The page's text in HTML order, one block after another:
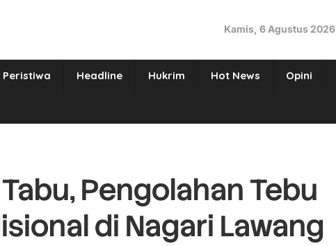
Kamis, 6 Agustus 2026
Peristiwa Headline Hukrim Hot News Opini
Pengolahan Tebu
di Nagari Lawang